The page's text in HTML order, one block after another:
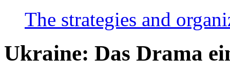
The strategies and
Ukraine: Das Drama